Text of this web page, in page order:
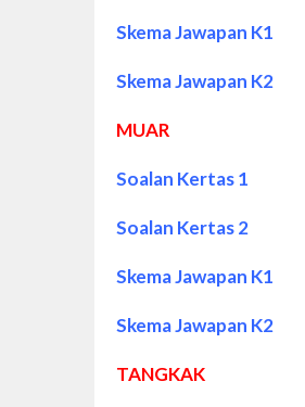
Skema Jawapan K1
Skema Jawapan K2
MUAR
Soalan Kertas 1
Soalan Kertas 2
Skema Jawapan K1
Skema Jawapan K2
TANGKAK